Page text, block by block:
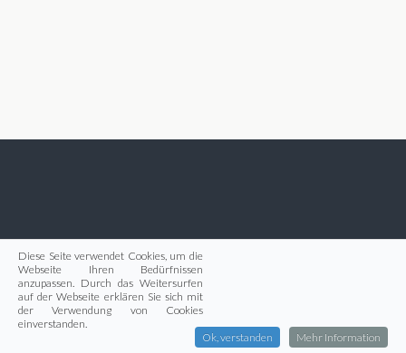
Diese Seite verwendet Cookies, um die
Webseite Ihren Bedürfnissen
anzupassen. Durch das Weitersurfen
auf der Webseite erklären Sie sich mit
der Verwendung von Cookies
einverstanden.
Ok, verstanden
Mehr Information